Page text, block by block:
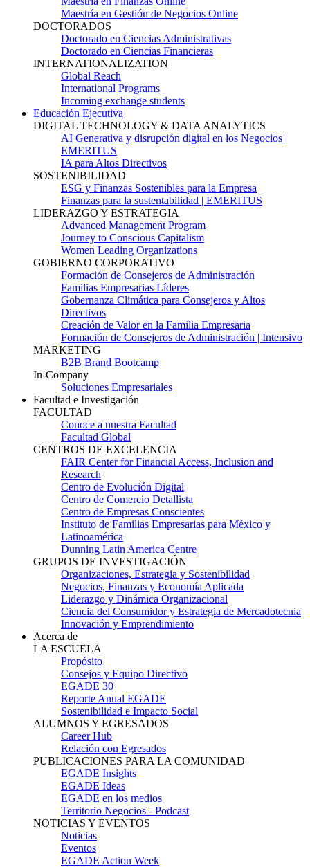
Maestría en Gestión de Negocios Online
DOCTORADOS
Doctorado en Ciencias Administrativas
Doctorado en Ciencias Financieras
INTERNATIONALIZATION
Global Reach
International Programs
Incoming exchange students
Educación Ejecutiva
DIGITAL TECHNOLOGY & DATA ANALYTICS
AI Generativa y disrupción digital en los Negocios |
EMERITUS
IA para Altos Directivos
SOSTENIBILIDAD
ESG y Finanzas Sostenibles para la Empresa
Finanzas para la sustentabilidad | EMERITUS
LIDERAZGO Y ESTRATEGIA
Advanced Management Program
Journey to Conscious Capitalism
Women Leading Organizations
GOBIERNO CORPORATIVO
Formación de Consejeros de Administración
Familias Empresarias Líderes
Gobernanza Climática para Consejeros y Altos
Directivos
Creación de Valor en la Familia Empresaria
Formación de Consejeros de Administración | Intensivo
MARKETING
B2B Brand Bootcamp
In-Company
Soluciones Empresariales
Facultad e Investigación
FACULTAD
Conoce a nuestra Facultad
Facultad Global
CENTROS DE EXCELENCIA
FAIR Center for Financial Access, Inclusion and
Research
Centro de Evolución Digital
Centro de Comercio Detallista
Centro de Empresas Conscientes
Instituto de Familias Empresarias para México y
Latinoamérica
Dunning Latin America Centre
GRUPOS DE INVESTIGACIÓN
Organizaciones, Estrategia y Sostenibilidad
Negocios, Finanzas y Economía Aplicada
Liderazgo y Dinámica Organizacional
Ciencia del Consumidor y Estrategia de Mercadotecnia
Innovación y Emprendimiento
Acerca de
LA ESCUELA
Propósito
Consejos y Equipo Directivo
EGADE 30
Reporte Anual EGADE
Sostenibilidad e Impacto Social
ALUMNOS Y EGRESADOS
Career Hub
Relación con Egresados
PUBLICACIONES PARA LA COMUNIDAD
EGADE Insights
EGADE Ideas
EGADE en los medios
Territorio Negocios - Podcast
NOTICIAS Y EVENTOS
Noticias
Eventos
EGADE Action Week